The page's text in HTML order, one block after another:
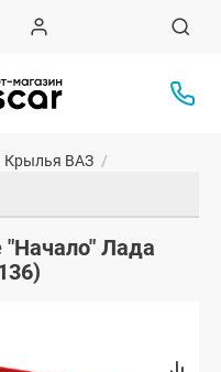
Крылья ВАЗ /
Лада